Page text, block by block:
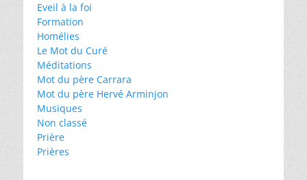
Eveil à la foi
Formation
Homélies
Le Mot du Curé
Méditations
Mot du père Carrara
Mot du père Hervé Arminjon
Musiques
Non classé
Prière
Prières